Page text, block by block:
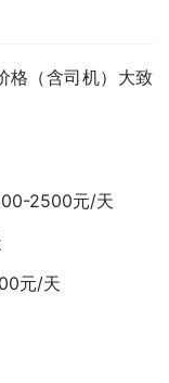
格（含司机）大致
2500元/天
元/天